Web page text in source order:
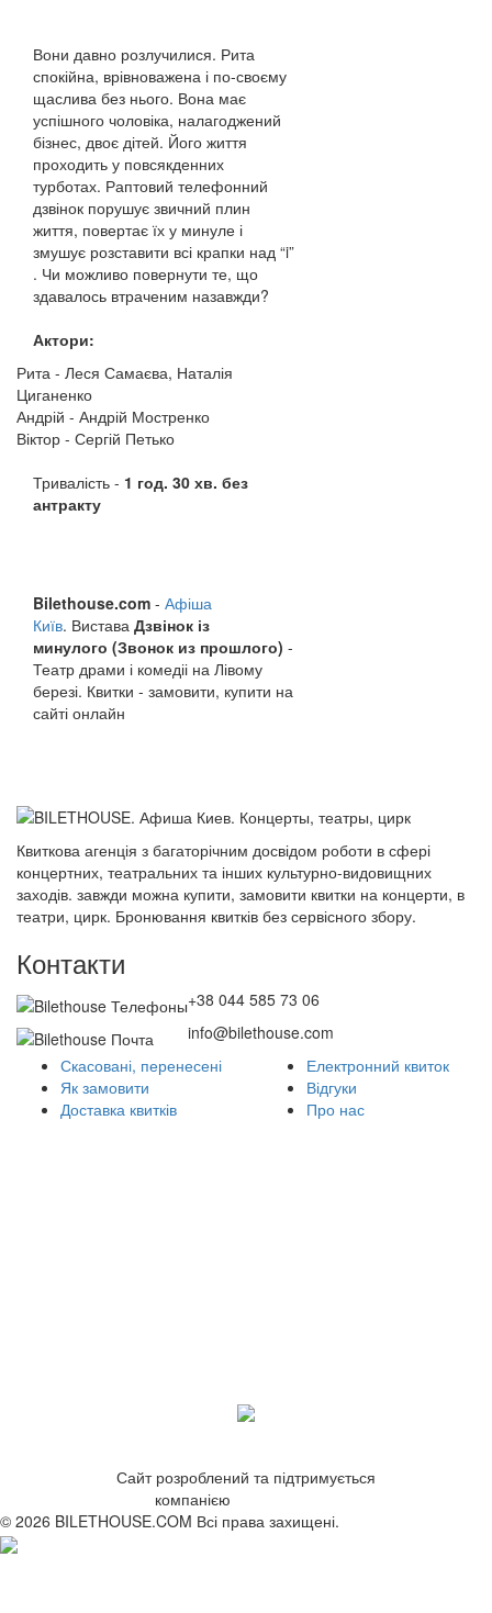
Вони давно розлучилися. Рита
спокійна, врівноважена і по-своєму
щаслива без нього. Вона має
успішного чоловіка, налагоджений
бізнес, двоє дітей. Його життя
проходить у повсякденних
турботах. Раптовий телефонний
дзвінок порушує звичний плин
життя, повертає їх у минуле і
змушує розставити всі крапки над “i”
. Чи можливо повернути те, що
здавалось втраченим назавжди?
Актори:
Рита - Леся Самаєва, Наталія
Циганенко
Андрій - Андрій Мостренко
Віктор - Сергій Петько
Тривалість - 1 год. 30 хв. без
антракту
Bilethouse.com - Афіша
Київ. Вистава Дзвінок із
минулого (Звонок из прошлого) -
Театр драми і комедіі на Лівому
березі. Квитки - замовити, купити на
сайті онлайн
Квиткова агенція з багаторічним досвідом роботи в сфері
концертних, театральних та інших культурно-видовищних
заходів. завжди можна купити, замовити квитки на концерти, в
театри, цирк. Бронювання квитків без сервісного збору.
Контакти
+38 044 585 73 06
info@bilethouse.com
Скасовані, перенесені
Як замовити
Доставка квитків
Електронний квиток
Відгуки
Про нас
Сайт розроблений та підтримується
компанією
© 2026 BILETHOUSE.COM Всі права захищені.